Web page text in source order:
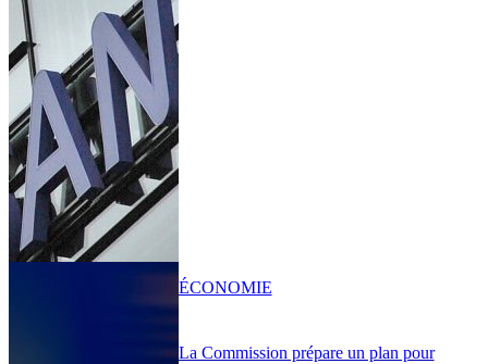
La Commission prépare un plan pour
ÉCONOMIE